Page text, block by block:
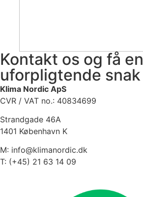
Kontakt os og få en
uforpligtende snak
Klima Nordic ApS
CVR / VAT no.: 40834699
Strandgade 46A
1401 København K
M: info@klimanordic.dk
T: (+45) 21 63 14 09